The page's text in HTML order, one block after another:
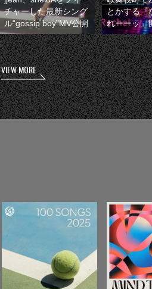
チャーした最新シング
ル“gossip boy”MV公開
とかする『
れーーッ』
VIEW MORE